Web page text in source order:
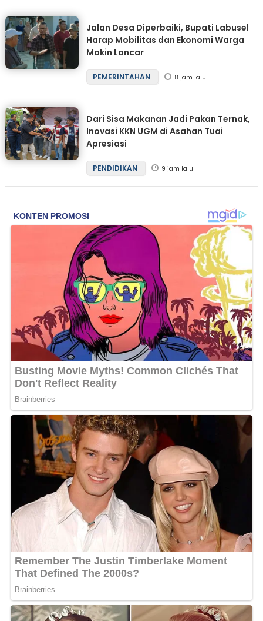
Jalan Desa Diperbaiki, Bupati Labusel
Harap Mobilitas dan Ekonomi Warga
Makin Lancar
PEMERINTAHAN 8 jam lalu
Dari Sisa Makanan Jadi Pakan Ternak,
Inovasi KKN UGM di Asahan Tuai
Apresiasi
PENDIDIKAN 9 jam lalu